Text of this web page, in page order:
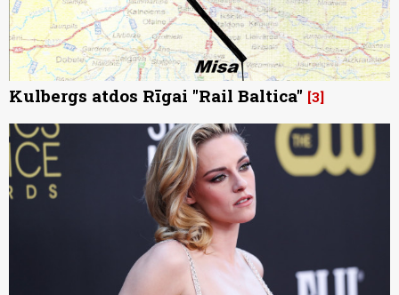
Kulbergs atdos Rīgai "Rail Baltica" 3